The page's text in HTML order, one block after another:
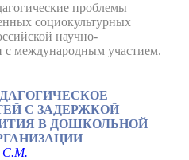
проблемы
социокультурных
научно-
с международным участием.
С ЗАДЕРЖКОЙ
В ДОШКОЛЬНОЙ
С.М.